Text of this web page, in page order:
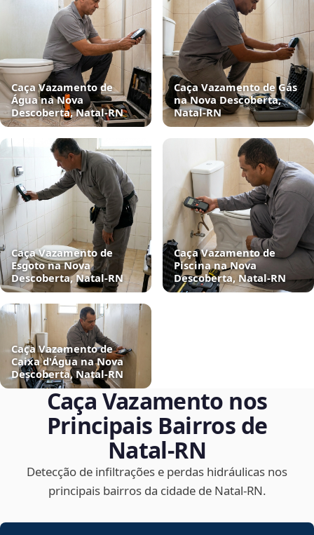
Caça Vazamento de
Água na Nova
Descoberta, Natal‑RN
Caça Vazamento de Gás
na Nova Descoberta,
Natal‑RN
Caça Vazamento de
Esgoto na Nova
Descoberta, Natal‑RN
Caça Vazamento de
Piscina na Nova
Descoberta, Natal‑RN
Caça Vazamento de
Caixa d'Água na Nova
Descoberta, Natal‑RN
Caça Vazamento nos
Principais Bairros de
Natal‑RN
Detecção de infiltrações e perdas hidráulicas nos
principais bairros da cidade de Natal‑RN.